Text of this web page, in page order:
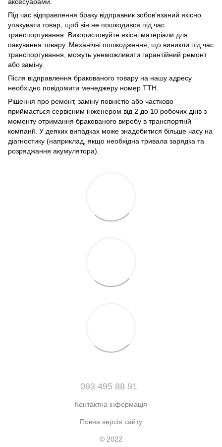
аксесуарами.
Під час відправлення браку відправник зобов'язаний якісно
упакувати товар, щоб він не пошкодився під час
транспортування. Використовуйте якісні матеріали для
пакування товару. Механічні пошкодження, що виникли під час
транспортування, можуть унеможливити гарантійний ремонт
або заміну.
Після відправлення бракованого товару на нашу адресу
необхідно повідомити менеджеру номер ТТН.
Рішення про ремонт, заміну повністю або частково
приймається сервісним інженером від 2 до 10 робочих днів з
моменту отримання бракованого виробу в транспортній
компанії. У деяких випадках може знадобитися більше часу на
діагностику (наприклад, якщо необхідна тривала зарядка та
розряджання акумулятора).
093 495 88 91
Контактна інформація
Повна версія сайту
© 2022